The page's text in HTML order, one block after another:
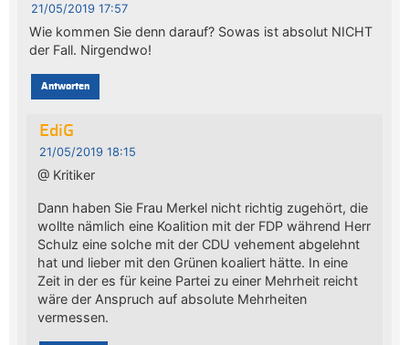
21/05/2019 17:57
Wie kommen Sie denn darauf? Sowas ist absolut NICHT
der Fall. Nirgendwo!
Antworten
EdiG
21/05/2019 18:15
@ Kritiker
Dann haben Sie Frau Merkel nicht richtig zugehört, die
wollte nämlich eine Koalition mit der FDP während Herr
Schulz eine solche mit der CDU vehement abgelehnt
hat und lieber mit den Grünen koaliert hätte. In eine
Zeit in der es für keine Partei zu einer Mehrheit reicht
wäre der Anspruch auf absolute Mehrheiten
vermessen.